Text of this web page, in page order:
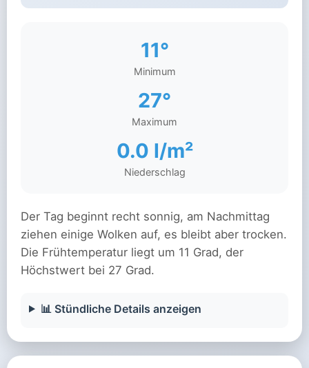
11°
Minimum
27°
Maximum
0.0 l/m²
Niederschlag
Der Tag beginnt recht sonnig, am Nachmittag
ziehen einige Wolken auf, es bleibt aber trocken.
Die Frühtemperatur liegt um 11 Grad, der
Höchstwert bei 27 Grad.
📊 Stündliche Details anzeigen